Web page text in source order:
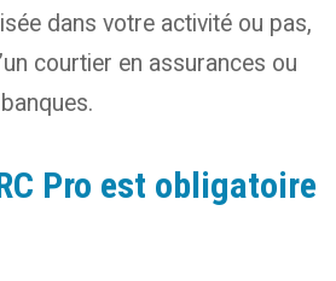
dans votre activité ou pas,
courtier en assurances ou
Pro est obligatoire